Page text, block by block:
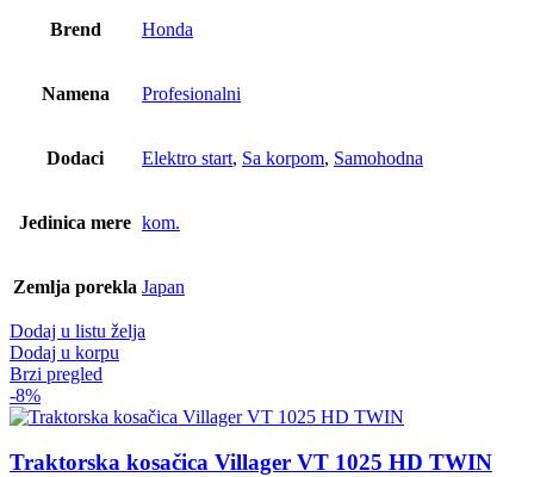
Brend Honda
Namena Profesionalni
Dodaci Elektro start, Sa korpom, Samohodna
Jedinica mere kom.
Zemlja porekla Japan
Dodaj u listu želja
Dodaj u korpu
Brzi pregled
-8%
Traktorska kosačica Villager VT 1025 HD TWIN